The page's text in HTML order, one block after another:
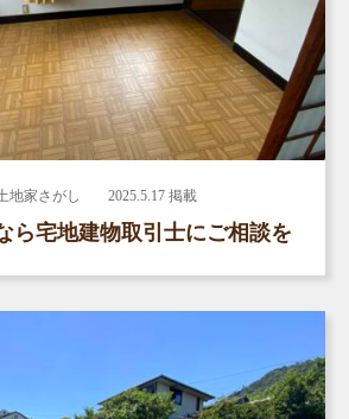
地家さがし 2025.5.17 掲載
ら宅地建物取引士にご相談を